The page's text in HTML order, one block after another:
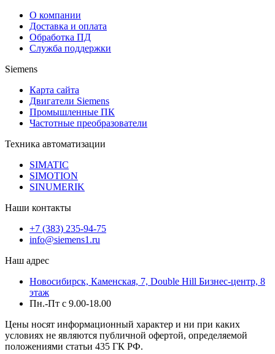
О компании
Доставка и оплата
Обработка ПД
Служба поддержки
Siemens
Карта сайта
Двигатели Siemens
Промышленные ПК
Частотные преобразователи
Техника автоматизации
SIMATIC
SIMOTION
SINUMERIK
Наши контакты
+7 (383) 235-94-75
info@siemens1.ru
Наш адрес
Новосибирск, Каменская, 7, Double Hill ​Бизнес-центр, 8
этаж
Пн.-Пт с 9.00-18.00
Цены носят информационный характер и ни при каких
условиях не являются публичной офертой, определяемой
положениями статьи 435 ГК РФ.